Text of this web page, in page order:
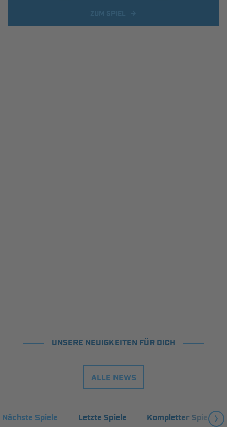
UNSERE NEUIGKEITEN FÜR DICH
ALLE NEWS
Nächste Spiele Letzte Spiele Kompletter Spielplan